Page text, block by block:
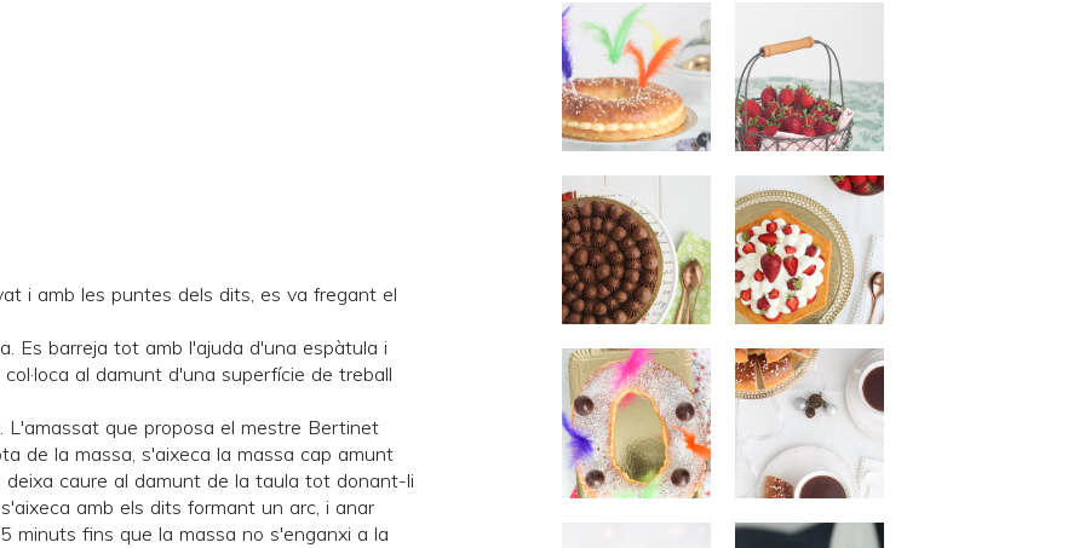
i amb les puntes dels dits, es va fregant el
Es barreja tot amb l'ajuda d'una espàtula i
al damunt d'una superfície de treball
L'amassat que proposa el mestre Bertinet
de la massa, s'aixeca la massa cap amunt
caure al damunt de la taula tot donant-li
amb els dits formant un arc, i anar
minuts fins que la massa no s'enganxi a la